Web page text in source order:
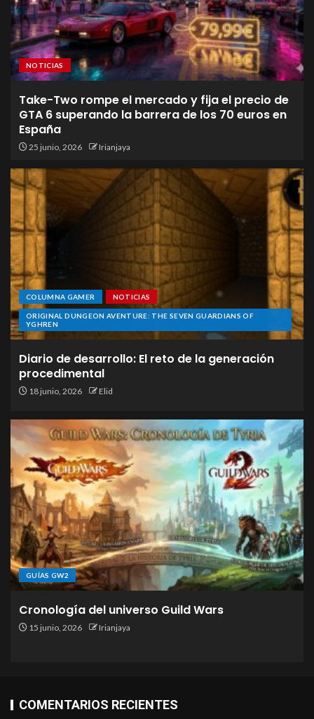
NOTICIAS
Take-Two rompe el mercado y fija el precio de
GTA 6 superando la barrera de los 70 euros en
España
25 junio, 2026 Irianjaya
COLUMNA GAMER NOTICIAS
ORIGINAL DUNGEON AVENTURE: THE SEVEN GUARDIANS OF
YGHREN
Diario de desarrollo: El reto de la generación
procedimental
18 junio, 2026 Elid
GUÍAS GW2
Cronología del universo Guild Wars
15 junio, 2026 Irianjaya
COMENTARIOS RECIENTES